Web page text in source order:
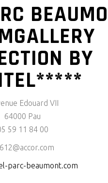
BY
Edouard VII
64000 Pau
59 11 84 00
parc-beaumont.com